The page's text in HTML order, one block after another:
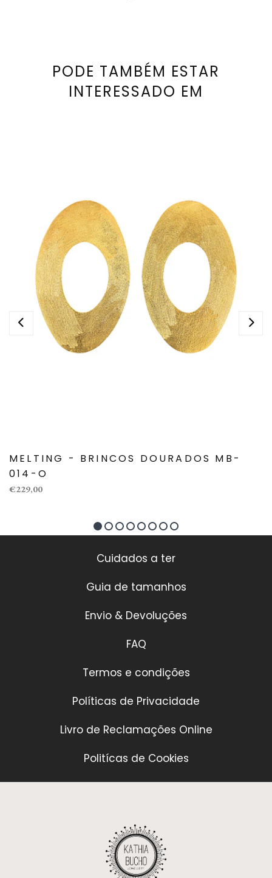
PODE TAMBÉM ESTAR
INTERESSADO EM
MELTING - BRINCOS DOURADOS MB-
014-O
€229,00
Cuidados a ter
Guia de tamanhos
Envio & Devoluções
FAQ
Termos e condições
Políticas de Privacidade
Livro de Reclamações Online
Politícas de Cookies